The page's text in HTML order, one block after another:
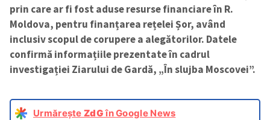
prin care ar fi fost aduse resurse financiare în R.
Moldova, pentru finanțarea rețelei Șor, având
inclusiv scopul de corupere a alegătorilor. Datele
confirmă informațiile prezentate în cadrul
investigației Ziarului de Gardă, „În slujba Moscovei”.
Urmărește ZdGîn Google News